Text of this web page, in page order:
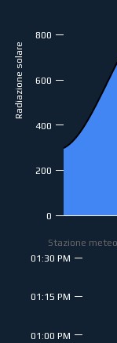
Radiazione solare
0
200
400
600
800
Stazione
01:00 PM
01:15 PM
01:30 PM